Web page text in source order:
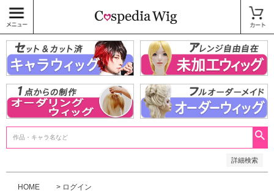
詳細検索
〜
商品タグ
キャラウィッグ
未加工ウィッグ
ベースウィッグ
衣装
SALE中
HOME ログイン